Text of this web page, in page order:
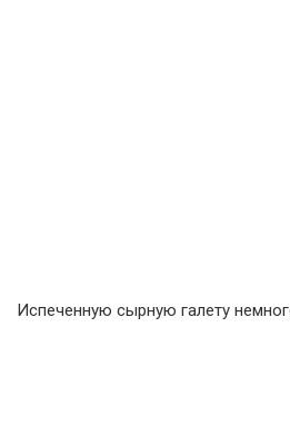
Испеченную сырную галету